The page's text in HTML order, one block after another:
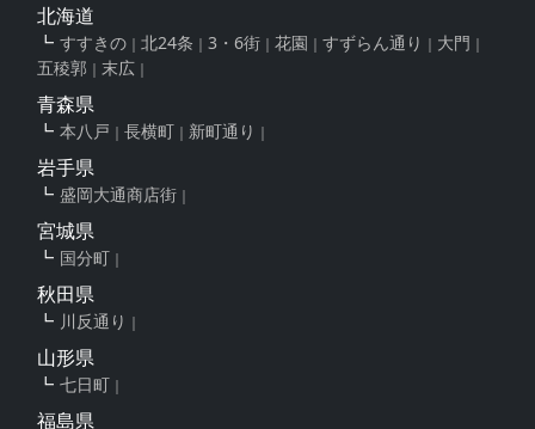
北海道
すすきの 北24条 3・6街 花園 すずらん通り
大門
五稜郭
末広
青森県
本八戸 長横町 新町通り
岩手県
盛岡大通商店街
宮城県
国分町
秋田県
川反通り
山形県
七日町
福島県